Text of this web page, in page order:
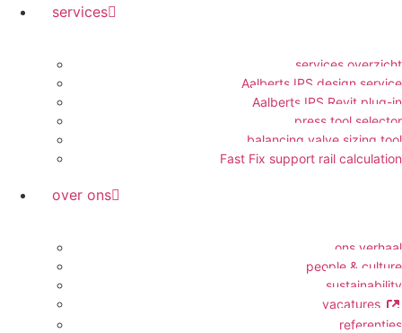
services
services overzicht
Aalberts IPS design service
Aalberts IPS Revit plug-in
press tool selector
balancing valve sizing tool
Fast Fix support rail calculation
over ons
ons verhaal
people & culture
sustainability
vacatures
referenties